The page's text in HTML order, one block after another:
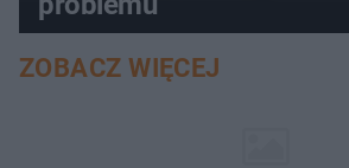
ZOBACZ WIĘCEJ